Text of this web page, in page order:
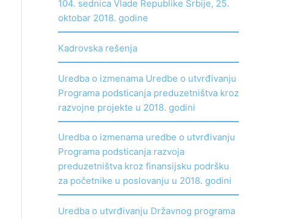
104. sednica Vlade Republike Srbije, 25.
oktobar 2018. godine
Kadrovska rešenja
Uredba o izmenama Uredbe o utvrđivanju
Programa podsticanja preduzetništva kroz
razvojne projekte u 2018. godini
Uredba o izmenama uredbe o utvrđivanju
Programa podsticanja razvoja
preduzetništva kroz finansijsku podršku
za početnike u poslovanju u 2018. godini
Uredba o utvrđivanju Državnog programa